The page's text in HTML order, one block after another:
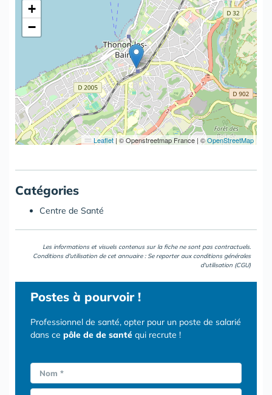
+
−
Leaflet |© Openstreetmap France | ©OpenStreetMap
Catégories
Centre de Santé
Les informations et visuels contenus sur la fiche ne sont pas contractuels.
Conditions d'utilisation de cet annuaire : Se reporter aux conditions générales
d'utilisation (CGU)
Postes à pourvoir !
Professionnel de santé, opter pour un poste de salarié
dans ce pôle de de santé qui recrute !
Nom *